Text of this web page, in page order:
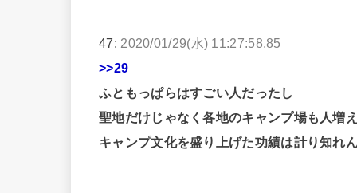
47: 2020/01/29(水) 11:27:58.85
>>29
ふともっぱらはすごい人だったし
聖地だけじゃなく各地のキャンプ場も人増
キャンプ文化を盛り上げた功績は計り知れ